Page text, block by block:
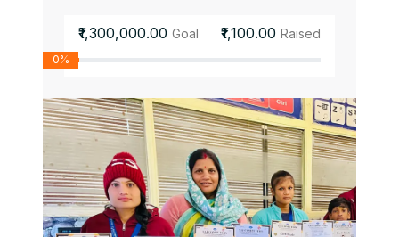
₹1,300,000.00 Goal ₹1,100.00 Raised
0%